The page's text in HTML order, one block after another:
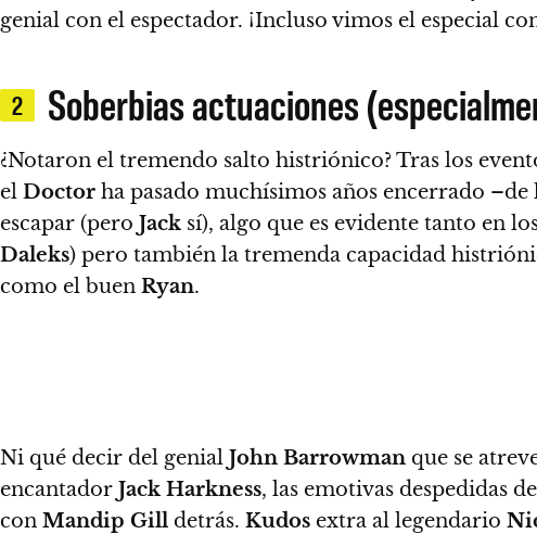
genial con el espectador. ¡Incluso vimos el especial
2 Soberbias actuaciones
¿Notaron el tremendo salto histriónico? Tras los
el Doctor ha pasado muchísimos años encerrado
escapar (pero Jack sí), algo que es evidente tanto en
Daleks) pero también la tremenda capacidad
como el buen Ryan.
Ni qué decir del genial John Barrowman que se
encantador Jack Harkness, las emotivas despedidas de
con Mandip Gill detrás. Kudos extra al legendario